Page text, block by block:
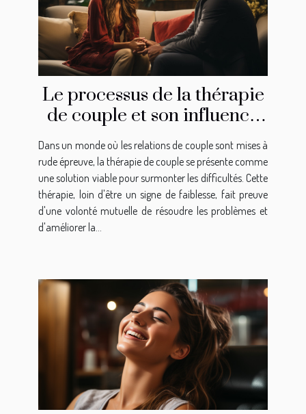
Le processus de la thérapie
de couple et son influence
sur l'amélioration de la
communication dans une
relation
Dans un monde où les relations de couple sont mises à
rude épreuve, la thérapie de couple se présente comme
une solution viable pour surmonter les difficultés. Cette
thérapie, loin d'être un signe de faiblesse, fait preuve
d'une volonté mutuelle de résoudre les problèmes et
d'améliorer la...